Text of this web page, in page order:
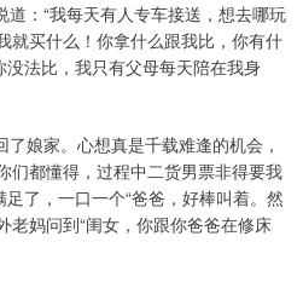
：“我每天有人专车接送，想去哪玩
就买什么！你拿什么跟我比，你有什
没法比，我只有父母每天陪在我身
娘家。心想真是千载难逢的机会，
们都懂得，过程中二货男票非得要我
了，一口一个“爸爸，好棒叫着。然
老妈问到“闺女，你跟你爸爸在修床